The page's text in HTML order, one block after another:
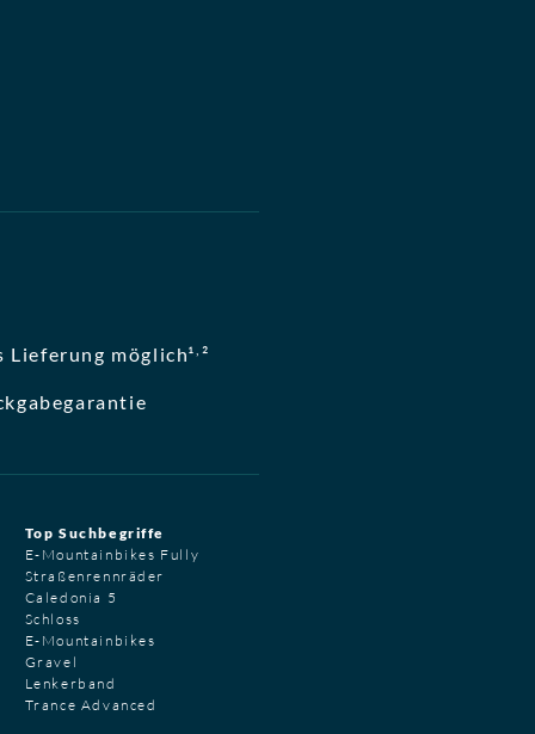
möglich¹, ²
Top Suchbegriffe
E-Mountainbikes Fully
Straßenrennräder
Caledonia 5
Schloss
E-Mountainbikes
Gravel
Lenkerband
Trance Advanced